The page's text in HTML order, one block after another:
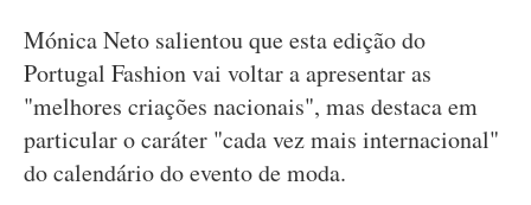
Mónica Neto salientou que esta edição do
Portugal Fashion vai voltar a apresentar as
"melhores criações nacionais", mas destaca em
particular o caráter "cada vez mais internacional"
do calendário do evento de moda.